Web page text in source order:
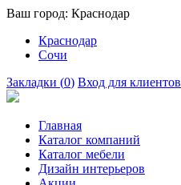
Ваш город: Краснодар
Краснодар
Сочи
Закладки (0) Вход для клиентов
Главная
Каталог компаний
Каталог мебели
Дизайн интерьеров